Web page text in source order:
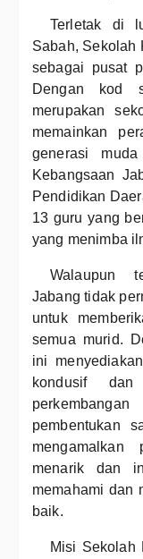
Terletak di
Sabah, Sekolah
sebagai pusat
Dengan kod
merupakan
memainkan
generasi
Kebangsaan
Pendidikan
13 guru yang
yang menimba
Walaupun
Jabang tidak
untuk
semua murid.
ini
kondusif
pembentukan
mengamalkan
menarik dan
memahami dan
baik.
Misi Sekolah